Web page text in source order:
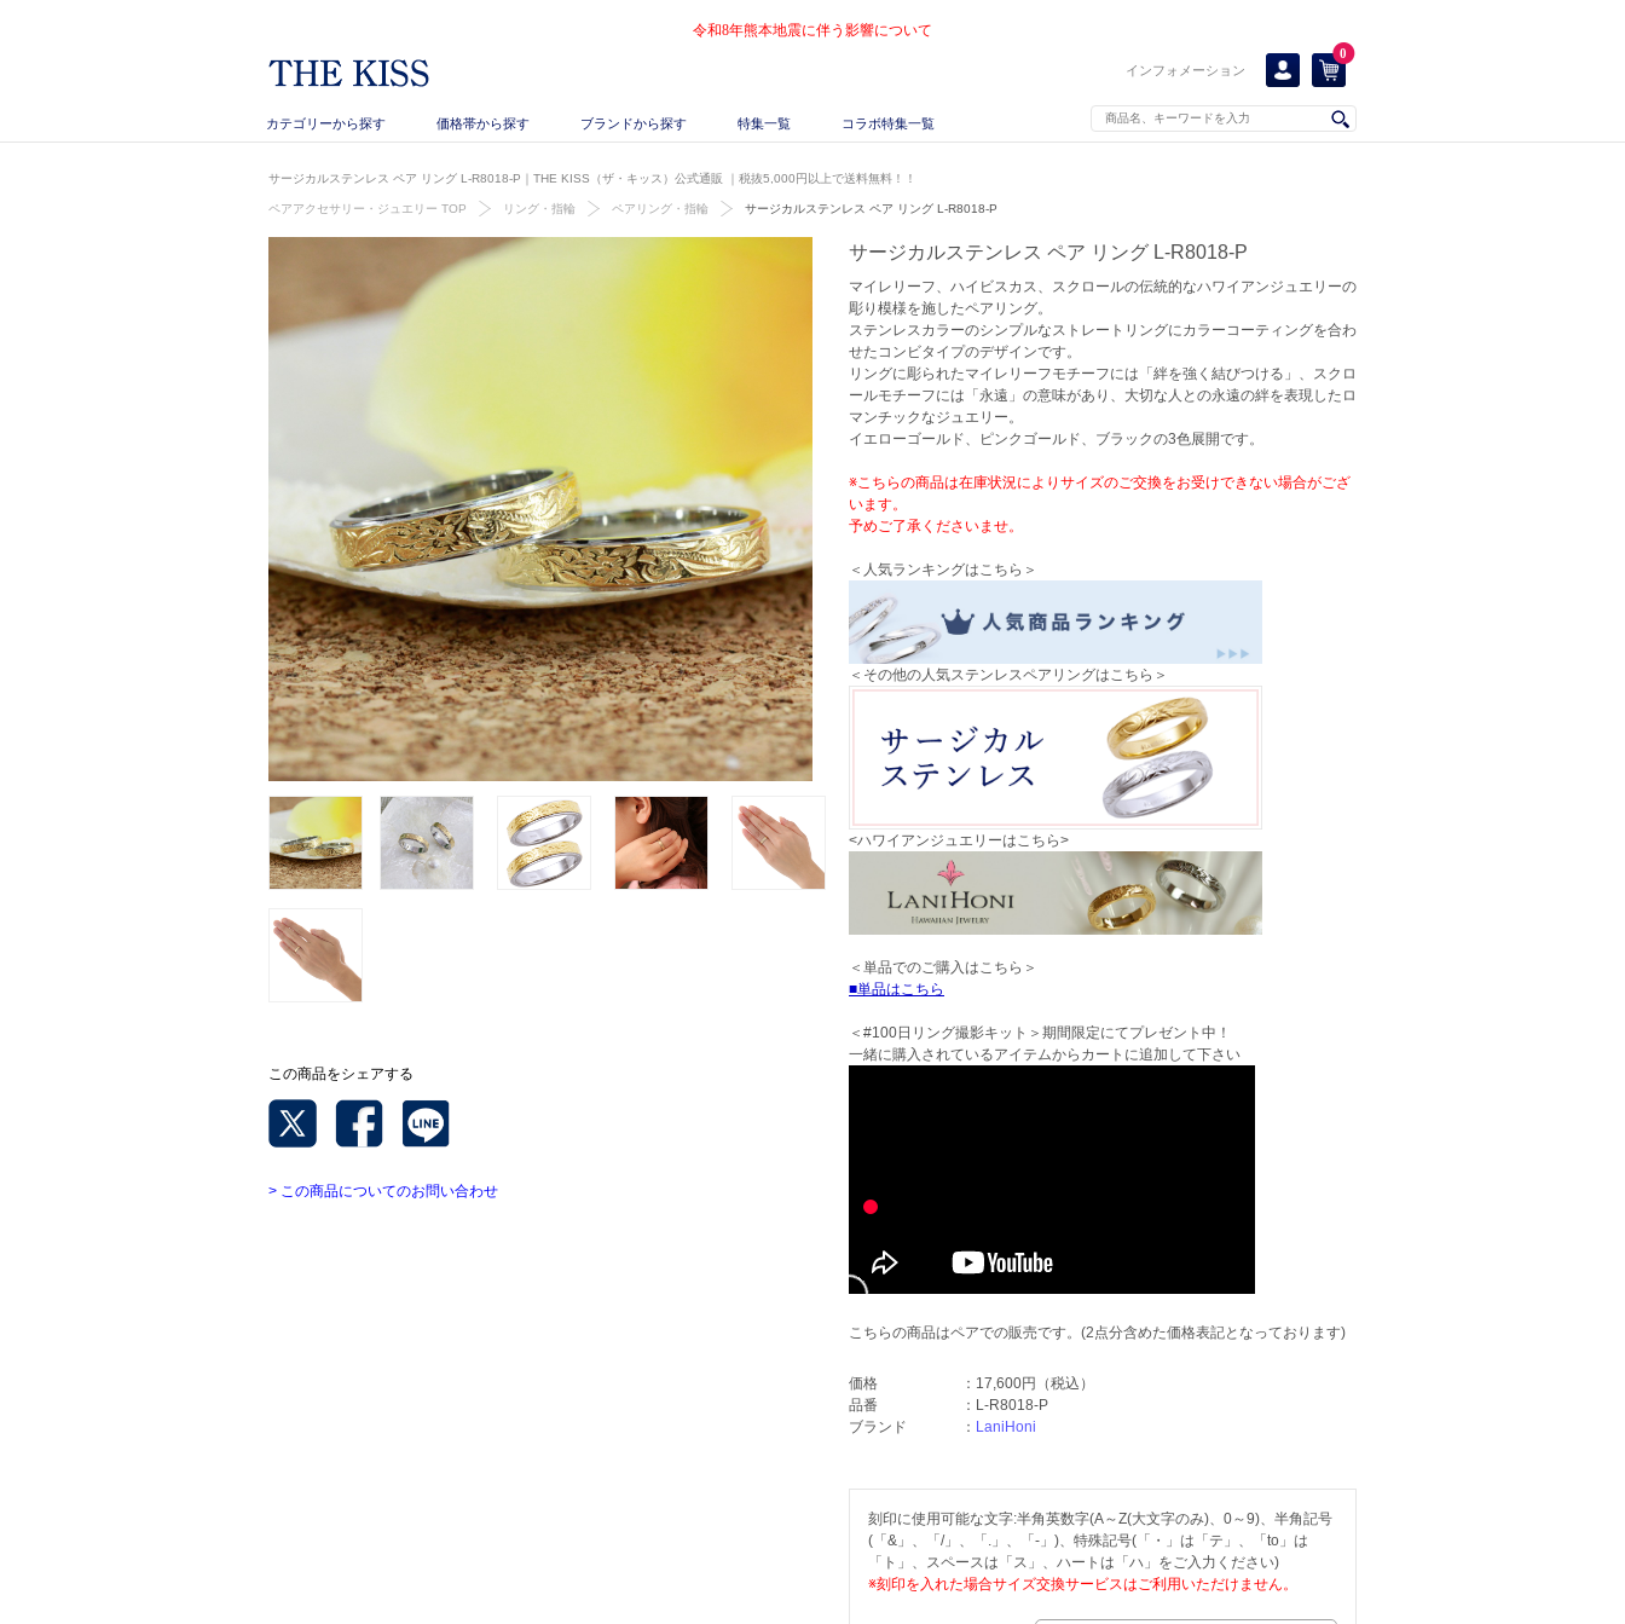
令和8年熊本地震に伴う影響について
インフォメーション
0
カテゴリーから探す 価格帯から探す ブランドから探す 特集一覧 コラボ特集一覧
サージカルステンレス ペア リング L-R8018-P｜THE KISS（ザ・キッス）公式通販 ｜税抜5,000円以上で送料無料！！
ペアアクセサリー・ジュエリー TOP リング・指輪 ペアリング・指輪 サージカルステンレス ペア リング L-R8018-P
この商品をシェアする
> この商品についてのお問い合わせ
サージカルステンレス ペア リング L-R8018-P
マイレリーフ、ハイビスカス、スクロールの伝統的なハワイアンジュエリーの
彫り模様を施したペアリング。
ステンレスカラーのシンプルなストレートリングにカラーコーティングを合わ
せたコンビタイプのデザインです。
リングに彫られたマイレリーフモチーフには「絆を強く結びつける」、スクロ
ールモチーフには「永遠」の意味があり、大切な人との永遠の絆を表現したロ
マンチックなジュエリー。
イエローゴールド、ピンクゴールド、ブラックの3色展開です。
※こちらの商品は在庫状況によりサイズのご交換をお受けできない場合がござ
います。
予めご了承くださいませ。
＜人気ランキングはこちら＞
＜その他の人気ステンレスペアリングはこちら＞
<ハワイアンジュエリーはこちら>
＜単品でのご購入はこちら＞
単品はこちら
＜#100日リング撮影キット＞期間限定にてプレゼント中！
一緒に購入されているアイテムからカートに追加して下さい
こちらの商品はペアでの販売です。(2点分含めた価格表記となっております)
価格 ： 17,600円
（税込）
品番
： L-R8018-P
ブランド
： LaniHoni
刻印に使用可能な文字:半角英数字(A～Z(大文字のみ)、0～9)、半角記号
(「&」、「/」、「.」、「-」)、特殊記号(「・」は「テ」、「to」は
「ト」、スペースは「ス」、ハートは「ハ」をご入力ください)
※刻印を入れた場合サイズ交換サービスはご利用いただけません。